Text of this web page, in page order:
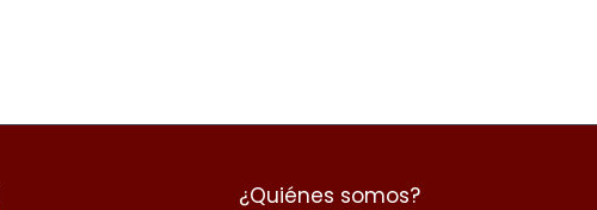
¿Quiénes somos?